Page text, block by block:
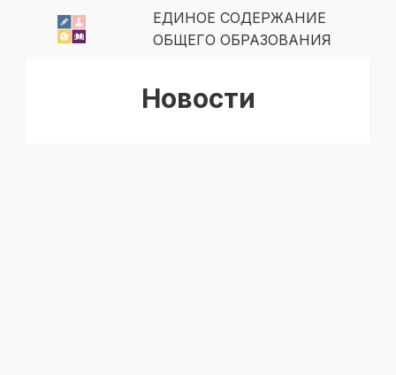
ЕДИНОЕ СОДЕРЖАНИЕ
ОБЩЕГО ОБРАЗОВАНИЯ
Новости